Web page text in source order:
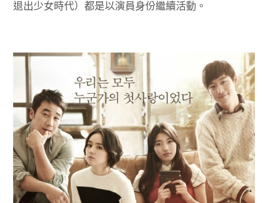
退出少女時代）都是以演員身份繼續活動。